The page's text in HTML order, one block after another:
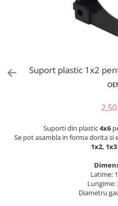
Accesorii acumulatori
Suporti celule cilindrice Li-Ion
Cabluri
Incarcatoare
Piese de schimb
Suport plastic 1x2
Suporti din plastic4x6
Se pot asambla in forma dorita si
1x2,
Latime:
Lungime:
Diametru